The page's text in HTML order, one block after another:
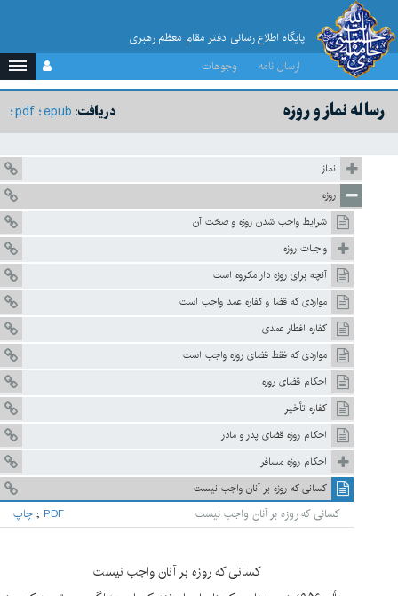
پایگاه اطلاع رسانی دفتر مقام معظم رهبری
ارسال نامه
وجوهات
دریافت: epub
pdf رساله نماز و روزه
نماز
روزه
شرایط واجب شدن روزه و صحّت آن
واجبات روزه
آنچه برای روزه دار مکروه است
مواردی که قضا و کفاره عمد واجب است
کفاره افطار عمدی
مواردی که فقط قضای روزه واجب است
احکام قضای روزه
کفاره تأخیر
احکام روزه قضای پدر و مادر
احکام روزه مسافر
كسانى كه روزه بر آنان واجب نيست
كسانى كه روزه بر آنان واجب نيست چاپ ; PDF
کسانی که روزه بر آنان واجب نیست